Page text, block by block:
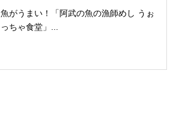
魚がうまい！「阿武の魚の漁師めし うぉ
っちゃ食堂」...